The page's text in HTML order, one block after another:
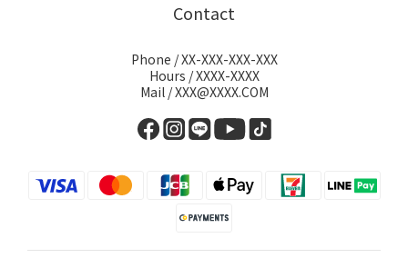
Contact
Phone / XX-XXX-XXX-XXX
Hours / XXXX-XXXX
Mail / XXX@XXXX.COM